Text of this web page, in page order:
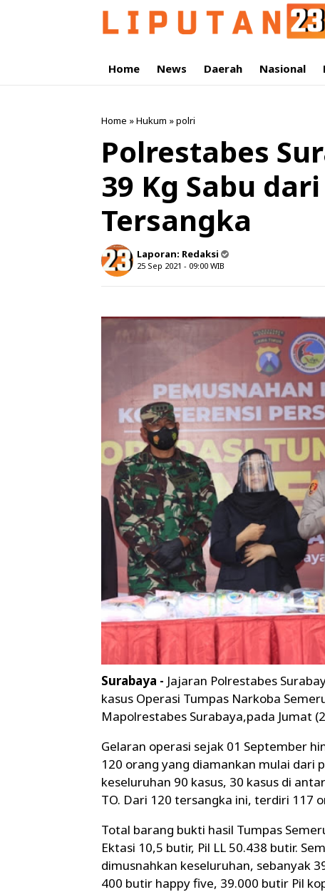
Home News Daerah Nasional
Home »Hukum »polri
Polrestabes
39 Kg Sabu
Tersangka
Laporan: Redaksi
25 Sep 2021 - 09:00 WIB
Surabaya - Jajaran Polrestabes
kasus Operasi Tumpas Narkoba
Mapolrestabes Surabaya,pada Jumat
Gelaran operasi sejak 01 September
120 orang yang diamankan mulai dari
keseluruhan 90 kasus, 30 kasus di
TO. Dari 120 tersangka ini, terdiri 117
Total barang bukti hasil Tumpas
Ektasi 10,5 butir, Pil LL 50.438 butir.
dimusnahkan keseluruhan, sebanyak
400 butir happy five, 39.000 butir Pil